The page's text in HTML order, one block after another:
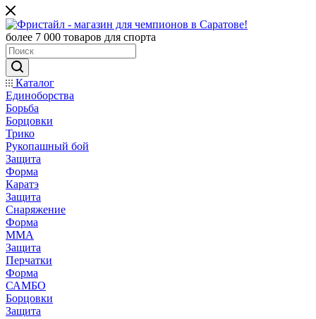
более 7 000 товаров для спорта
Каталог
Единоборства
Борьба
Борцовки
Трико
Рукопашный бой
Защита
Форма
Каратэ
Защита
Снаряжение
Форма
ММА
Защита
Перчатки
Форма
САМБО
Борцовки
Защита